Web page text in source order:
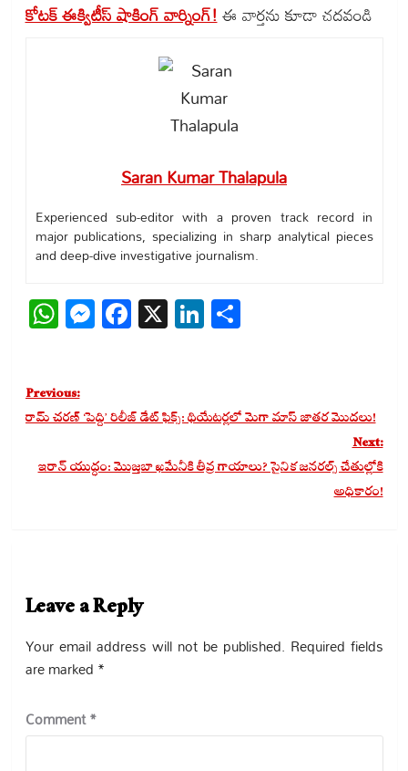
కోటక్ ఈక్విటీస్ షాకింగ్ వార్నింగ్!ఈ వార్తను కూడా చదవండి
Saran Kumar Thalapula
Experienced sub-editor with a proven track record in
major publications, specializing in sharp analytical pieces
and deep-dive investigative journalism.
WhatsApp
Messenger
Facebook
X LinkedIn
Share
Post
navigation
Previous:
రామ్ చరణ్ ‘పెద్ది’ రిలీజ్ డేట్ ఫిక్స్: థియేటర్లలో మెగా మాస్ జాతర మొదలు!
Next:
ఇరాన్ యుద్ధం: మొజ్తబా ఖమేనీకి తీవ్ర గాయాలు? సైనిక జనరల్స్ చేతుల్లోకి
అధికారం!
Leave a Reply
Your email address will not be published. Required fields
are marked *
Comment*